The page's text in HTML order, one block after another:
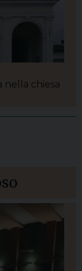
nella chiesa